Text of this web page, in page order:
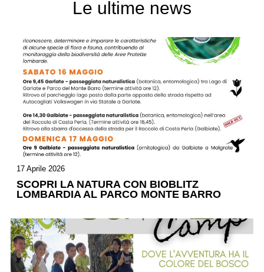
Le ultime news
17 Aprile 2026
SCOPRI LA NATURA CON BIOBLITZ
LOMBARDIA AL PARCO MONTE BARRO